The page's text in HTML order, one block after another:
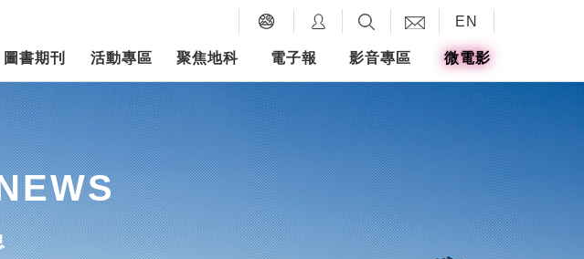
EN
圖書期刊 活動專區 聚焦地科 電子報 影音專區 微電影